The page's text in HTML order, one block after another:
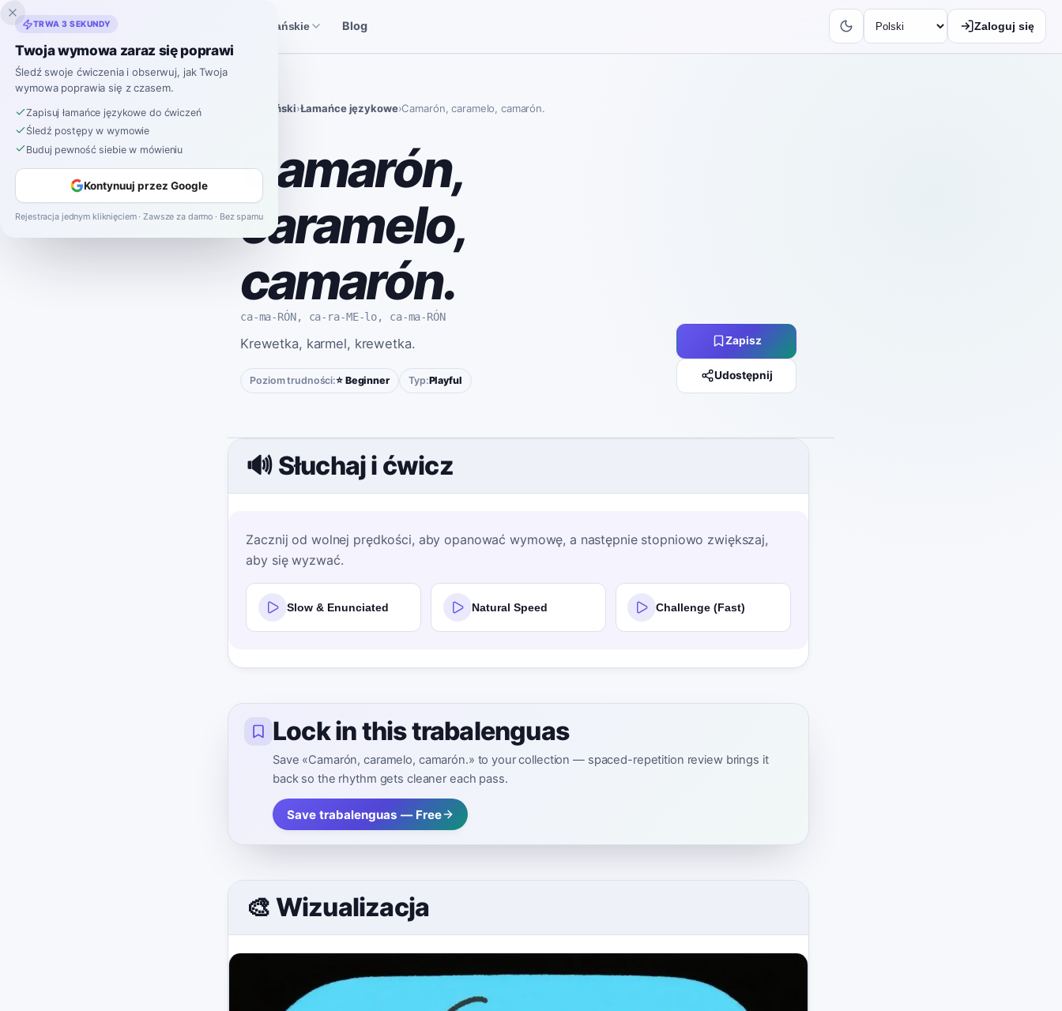
Inklingo Narzędzia hiszpańskie Blog Zaloguj się
Hiszpański›Łamańce językowe›Camarón, caramelo, camarón.
Camarón,
caramelo,
camarón.
ca-ma-RÓN, ca-ra-ME-lo, ca-ma-RÓN
Krewetka, karmel, krewetka.
Poziom trudności:⭐ Beginner Typ:Playful
Zapisz
Udostępnij
🔊 Słuchaj i ćwicz
Zacznij od wolnej prędkości, aby opanować wymowę, a następnie stopniowo zwiększaj,
aby się wyzwać.
Slow & Enunciated Natural Speed Challenge (Fast)
Lock in this trabalenguas
Save «Camarón, caramelo, camarón.» to your collection — spaced-repetition review brings it
back so the rhythm gets cleaner each pass.
Save trabalenguas — Free
🎨 Wizualizacja
TRWA 3 SEKUNDY
Twoja wymowa zaraz się poprawi
Śledź swoje ćwiczenia i obserwuj, jak Twoja
wymowa poprawia się z czasem.
Zapisuj łamańce językowe do ćwiczeń
Śledź postępy w wymowie
Buduj pewność siebie w mówieniu
Kontynuuj przez Google
Rejestracja jednym kliknięciem · Zawsze za darmo · Bez spamu